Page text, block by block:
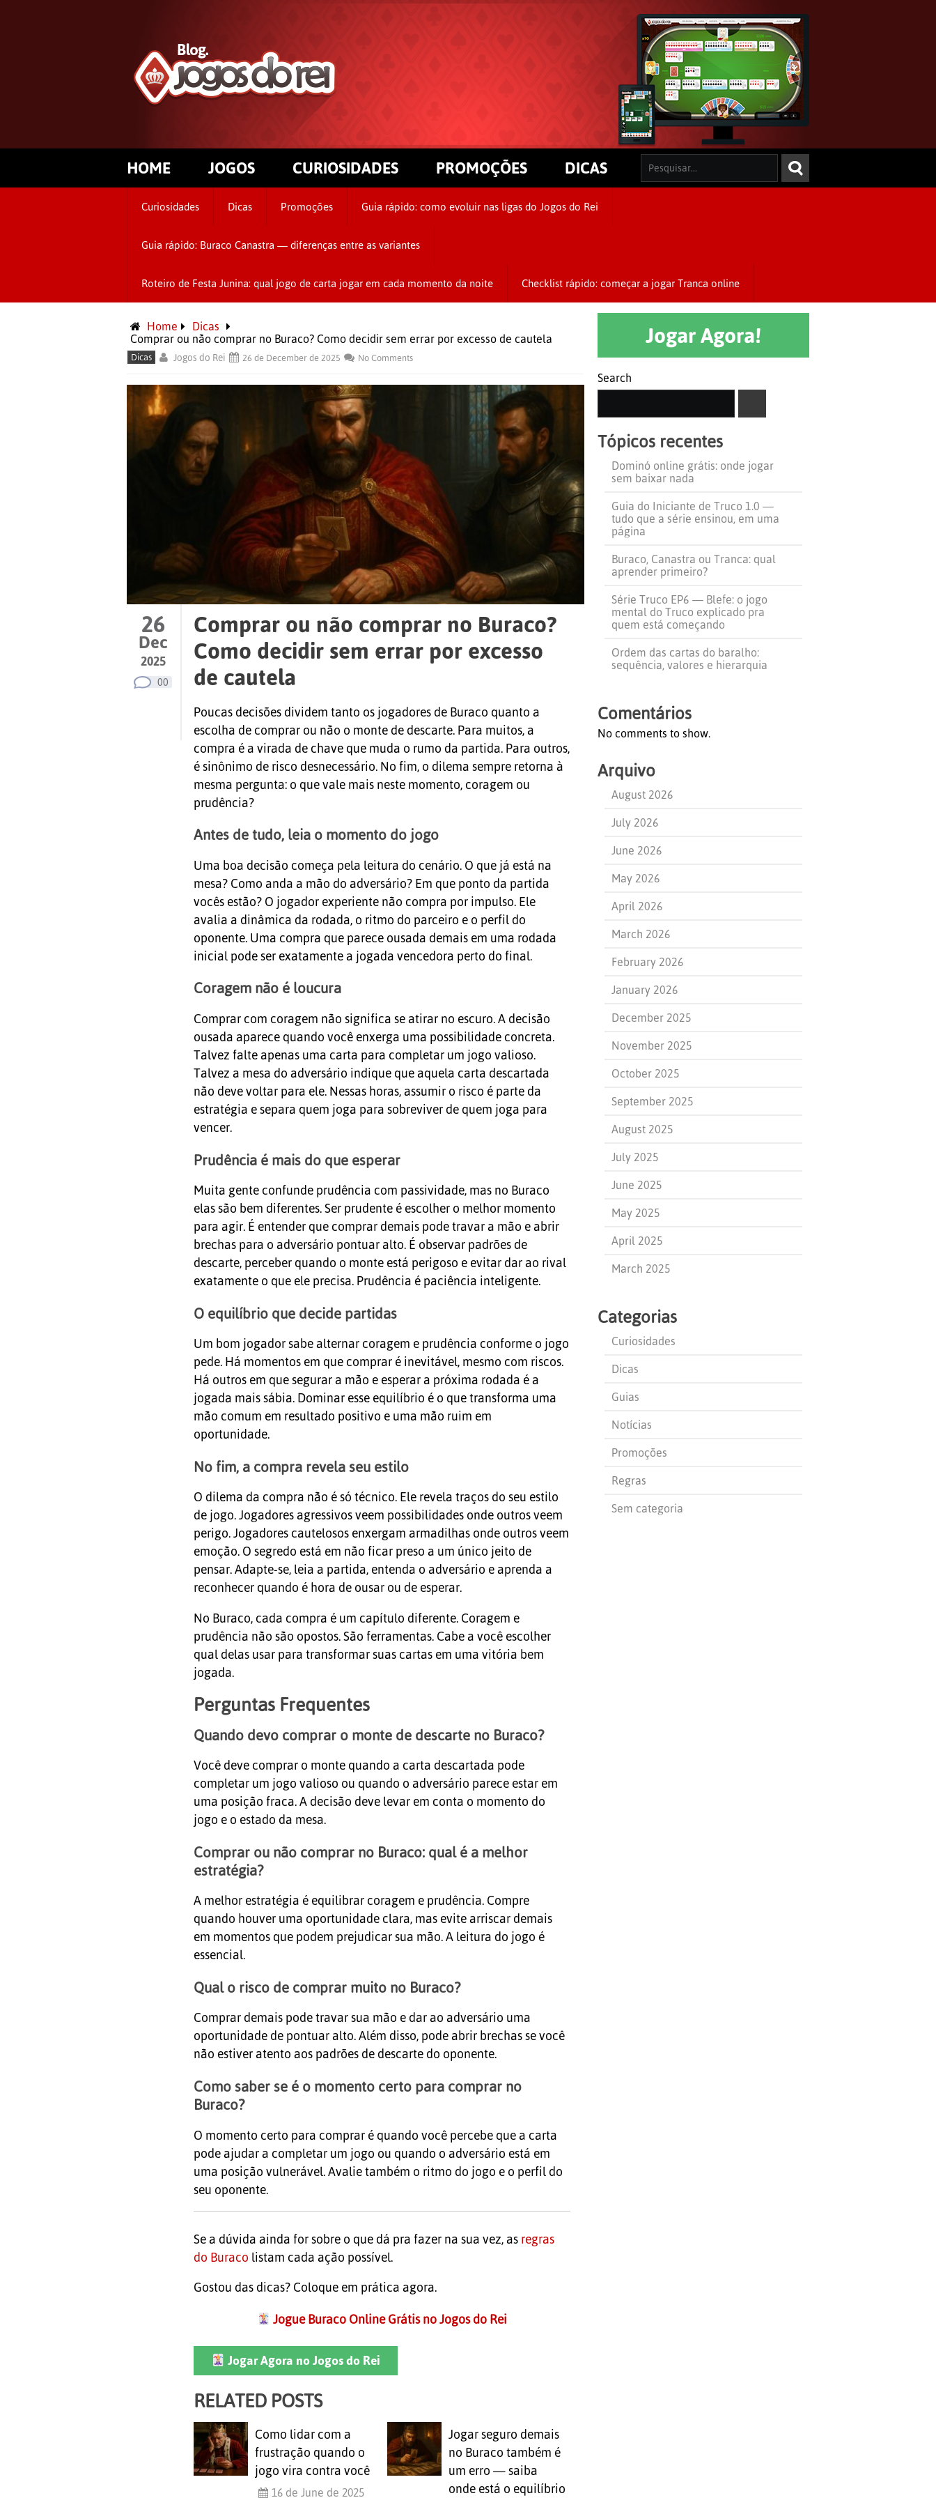
HOME JOGOS CURIOSIDADES PROMOÇÕES DICAS
Curiosidades Dicas Promoções Guia rápido: como evoluir nas ligas do Jogos do Rei
Guia rápido: Buraco Canastra — diferenças entre as variantes
Roteiro de Festa Junina: qual jogo de carta jogar em cada momento da noite Checklist rápido: começar a jogar Tranca online
Home
Dicas
Comprar ou não comprar no Buraco? Como decidir sem errar por excesso de cautela
Dicas Jogos do Rei 26 de December de 2025 No Comments
26
Dec
2025
00
Comprar ou não comprar no Buraco?
Como decidir sem errar por excesso
de cautela
Poucas decisões dividem tanto os jogadores de Buraco quanto a
escolha de comprar ou não o monte de descarte. Para muitos, a
compra é a virada de chave que muda o rumo da partida. Para outros,
é sinônimo de risco desnecessário. No fim, o dilema sempre retorna à
mesma pergunta: o que vale mais neste momento, coragem ou
prudência?
Antes de tudo, leia o momento do jogo
Uma boa decisão começa pela leitura do cenário. O que já está na
mesa? Como anda a mão do adversário? Em que ponto da partida
vocês estão? O jogador experiente não compra por impulso. Ele
avalia a dinâmica da rodada, o ritmo do parceiro e o perfil do
oponente. Uma compra que parece ousada demais em uma rodada
inicial pode ser exatamente a jogada vencedora perto do final.
Coragem não é loucura
Comprar com coragem não significa se atirar no escuro. A decisão
ousada aparece quando você enxerga uma possibilidade concreta.
Talvez falte apenas uma carta para completar um jogo valioso.
Talvez a mesa do adversário indique que aquela carta descartada
não deve voltar para ele. Nessas horas, assumir o risco é parte da
estratégia e separa quem joga para sobreviver de quem joga para
vencer.
Prudência é mais do que esperar
Muita gente confunde prudência com passividade, mas no Buraco
elas são bem diferentes. Ser prudente é escolher o melhor momento
para agir. É entender que comprar demais pode travar a mão e abrir
brechas para o adversário pontuar alto. É observar padrões de
descarte, perceber quando o monte está perigoso e evitar dar ao rival
exatamente o que ele precisa. Prudência é paciência inteligente.
O equilíbrio que decide partidas
Um bom jogador sabe alternar coragem e prudência conforme o jogo
pede. Há momentos em que comprar é inevitável, mesmo com riscos.
Há outros em que segurar a mão e esperar a próxima rodada é a
jogada mais sábia. Dominar esse equilíbrio é o que transforma uma
mão comum em resultado positivo e uma mão ruim em
oportunidade.
No fim, a compra revela seu estilo
O dilema da compra não é só técnico. Ele revela traços do seu estilo
de jogo. Jogadores agressivos veem possibilidades onde outros veem
perigo. Jogadores cautelosos enxergam armadilhas onde outros veem
emoção. O segredo está em não ficar preso a um único jeito de
pensar. Adapte-se, leia a partida, entenda o adversário e aprenda a
reconhecer quando é hora de ousar ou de esperar.
No Buraco, cada compra é um capítulo diferente. Coragem e
prudência não são opostos. São ferramentas. Cabe a você escolher
qual delas usar para transformar suas cartas em uma vitória bem
jogada.
Perguntas Frequentes
Quando devo comprar o monte de descarte no Buraco?
Você deve comprar o monte quando a carta descartada pode
completar um jogo valioso ou quando o adversário parece estar em
uma posição fraca. A decisão deve levar em conta o momento do
jogo e o estado da mesa.
Comprar ou não comprar no Buraco: qual é a melhor
estratégia?
A melhor estratégia é equilibrar coragem e prudência. Compre
quando houver uma oportunidade clara, mas evite arriscar demais
em momentos que podem prejudicar sua mão. A leitura do jogo é
essencial.
Qual o risco de comprar muito no Buraco?
Comprar demais pode travar sua mão e dar ao adversário uma
oportunidade de pontuar alto. Além disso, pode abrir brechas se você
não estiver atento aos padrões de descarte do oponente.
Como saber se é o momento certo para comprar no
Buraco?
O momento certo para comprar é quando você percebe que a carta
pode ajudar a completar um jogo ou quando o adversário está em
uma posição vulnerável. Avalie também o ritmo do jogo e o perfil do
seu oponente.
Se a dúvida ainda for sobre o que dá pra fazer na sua vez, as regras
do Buraco listam cada ação possível.
Gostou das dicas? Coloque em prática agora.
Jogue Buraco Online Grátis no Jogos do Rei
Jogar Agora no Jogos do Rei
RELATED POSTS
Como lidar com a
frustração quando o
jogo vira contra você
16 de June de 2025
Jogar seguro demais
no Buraco também é
um erro — saiba
onde está o equilíbrio
Jogar Agora!
Search
Tópicos recentes
Dominó online grátis: onde jogar
sem baixar nada
Guia do Iniciante de Truco 1.0 —
tudo que a série ensinou, em uma
página
Buraco, Canastra ou Tranca: qual
aprender primeiro?
Série Truco EP6 — Blefe: o jogo
mental do Truco explicado pra
quem está começando
Ordem das cartas do baralho:
sequência, valores e hierarquia
Comentários
No comments to show.
Arquivo
August 2026
July 2026
June 2026
May 2026
April 2026
March 2026
February 2026
January 2026
December 2025
November 2025
October 2025
September 2025
August 2025
July 2025
June 2025
May 2025
April 2025
March 2025
Categorias
Curiosidades
Dicas
Guias
Notícias
Promoções
Regras
Sem categoria